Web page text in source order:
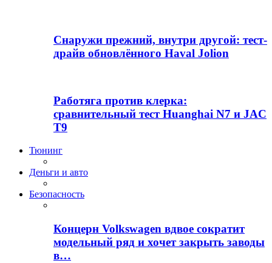
Снаружи прежний, внутри другой: тест-
драйв обновлённого Haval Jolion
Работяга против клерка:
сравнительный тест Huanghai N7 и JAC
T9
Тюнинг
Деньги и авто
Безопасность
Концерн Volkswagen вдвое сократит
модельный ряд и хочет закрыть заводы
в…